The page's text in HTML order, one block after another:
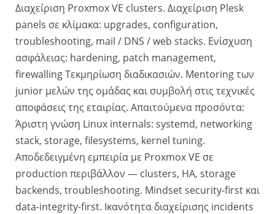
Διαχείριση Proxmox VE clusters. Διαχείριση Plesk
panels σε κλίμακα: upgrades, configuration,
troubleshooting, mail / DNS / web stacks. Ενίσχυση
ασφάλειας: hardening, patch management,
firewalling Τεκμηρίωση διαδικασιών. Mentoring των
junior μελών της ομάδας και συμβολή στις τεχνικές
αποφάσεις της εταιρίας. Απαιτούμενα προσόντα:
Άριστη γνώση Linux internals: systemd, networking
stack, storage, filesystems, kernel tuning.
Αποδεδειγμένη εμπειρία με Proxmox VE σε
production περιβάλλον — clusters, HA, storage
backends, troubleshooting. Mindset security-first και
data-integrity-first. Ικανότητα διαχείρισης incidents